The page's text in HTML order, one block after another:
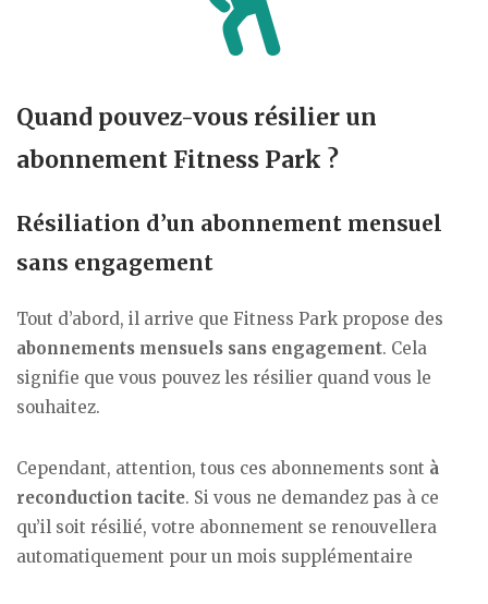
Quand pouvez-vous résilier un
abonnement Fitness Park ?
Résiliation d’un abonnement mensuel
sans engagement
Tout d’abord, il arrive que Fitness Park propose des
abonnements mensuels sans engagement. Cela
signifie que vous pouvez les résilier quand vous le
souhaitez.
Cependant, attention, tous ces abonnements sont à
reconduction tacite. Si vous ne demandez pas à ce
qu’il soit résilié, votre abonnement se renouvellera
automatiquement pour un mois supplémentaire